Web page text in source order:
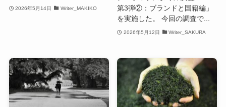
2026年5月14日 Writer_MAKIKO
第3弾②：ブランドと国籍編」
を実施した。 今回の調査で...
2026年5月12日 Writer_SAKURA